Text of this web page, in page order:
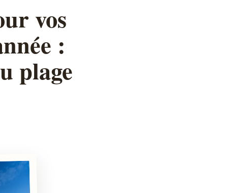
vos
:
plage